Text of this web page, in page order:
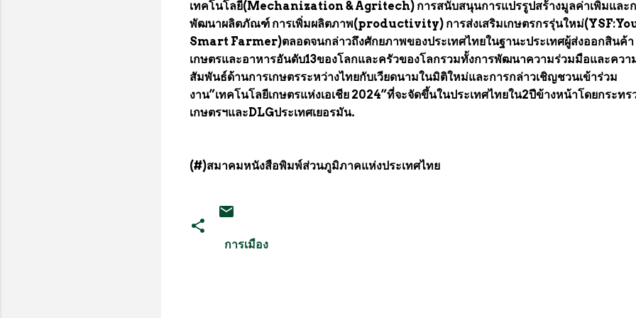
เทคโนโลยี(Mechanization & Agritech) การสนับสนุนการแปรรูปสร้างมูลค่าเพิ่มและ
พัฒนาผลิตภัณฑ์ การเพิ่มผลิตภาพ(productivity) การส่งเสริมเกษตรกรรุ่นใหม่
Smart Farmer)ตลอดจนกล่าวถึงศักยภาพของประเทศไทยในฐานะประเทศผู้ส่งออกสินค้า
เกษตรและอาหารอันดับ13ของโลกและครัวของโลกรวมทั้งการพัฒนาความร่วมมือและควา
สัมพันธ์ด้านการเกษตรระหว่างไทยกับเวียดนามในมิติใหม่และการกล่าวเชิญชวนเข้าร่วม
งาน”เทคโนโลยีเกษตรแห่งเอเชีย 2024”ที่จะจัดขึ้นในประเทศไทยใน2ปีข้างหน้าโดยกระทร
เกษตรฯและDLGประเทศเยอรมัน.
(#)สมาคมหนังสือพิมพ์ส่วนภูมิภาคแห่งประเทศไทย
การเมือง